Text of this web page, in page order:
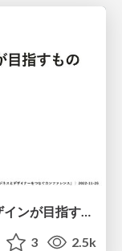
to B SaaS のコミュニケーションデザインが目指すもの - SmartHR Communication Design Group
3 2.5k